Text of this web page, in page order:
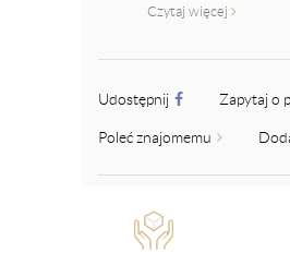
Czytaj więcej
Udostępnij Zapytaj o
Poleć znajomemu